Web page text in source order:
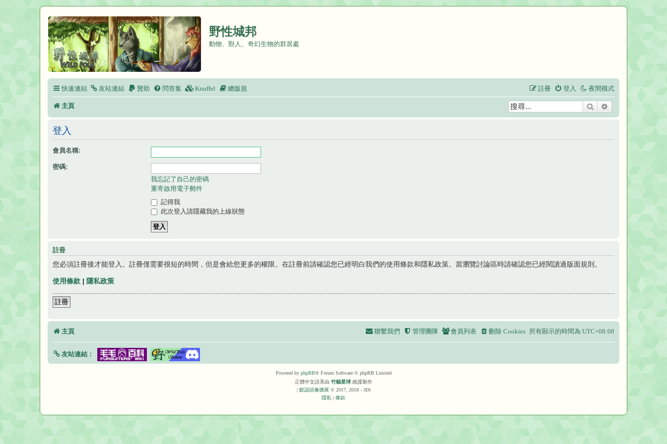
野性城邦
動物、獸人、奇幻生物的群居處
快速連結 夜間模式
友站連結 贊助 問答集 Knuffel 總版規 登入
註冊
主頁 搜尋
登入
會員名稱:
密碼:
我忘記了自己的密碼
重寄啟用電子郵件
記得我
此次登入請隱藏我的上線狀態
註冊
您必須註冊後才能登入。註冊僅需要很短的時間，但是會給您更多的權限。在註冊前請確認您已經明白我們的使用條款和隱私政策。當瀏覽討論區時請確認您已經閱讀過版面規則。
使用條款 | 隱私政策
註冊
主頁 所有顯示的時間為 UTC+08:00
刪除 Cookies
會員列表
管理團隊
聯繫我們
友站連結：
Powered by phpBB® Forum Software © phpBB Limited
正體中文語系由 竹貓星球 維護製作
默認頭像擴展 © 2017, 2018 - 3Di
隱私
條款